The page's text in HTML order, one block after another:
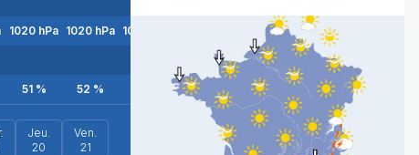
1020 hPa 1020 hPa 1020 hPa 1021 hPa
51% 52 % 53 49% 43 % 38
Jeu.
20
Ven.
21